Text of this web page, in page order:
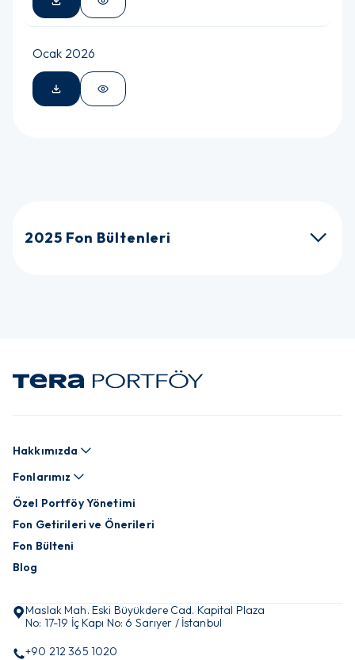
Ocak 2026
2025 Fon Bültenleri
Maslak Mah. Eski Büyükdere Cad. Kapital Plaza
No: 17-19 İç Kapı No: 6 Sarıyer / İstanbul
+90 212 365 1020
Hakkımızda
Fonlarımız
Özel Portföy Yönetimi
Fon Getirileri ve Önerileri
Fon Bülteni
Blog